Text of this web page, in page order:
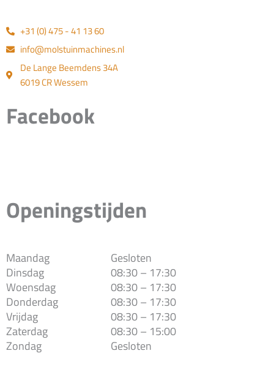
+31 (0) 475 - 41 13 60
info@molstuinmachines.nl
De Lange Beemdens 34A
6019 CR Wessem
Facebook
Openingstijden
Maandag
Dinsdag
Woensdag
Donderdag
Vrijdag
Zaterdag
Zondag
Gesloten
08:30 – 17:30
08:30 – 17:30
08:30 – 17:30
08:30 – 17:30
08:30 – 15:00
Gesloten